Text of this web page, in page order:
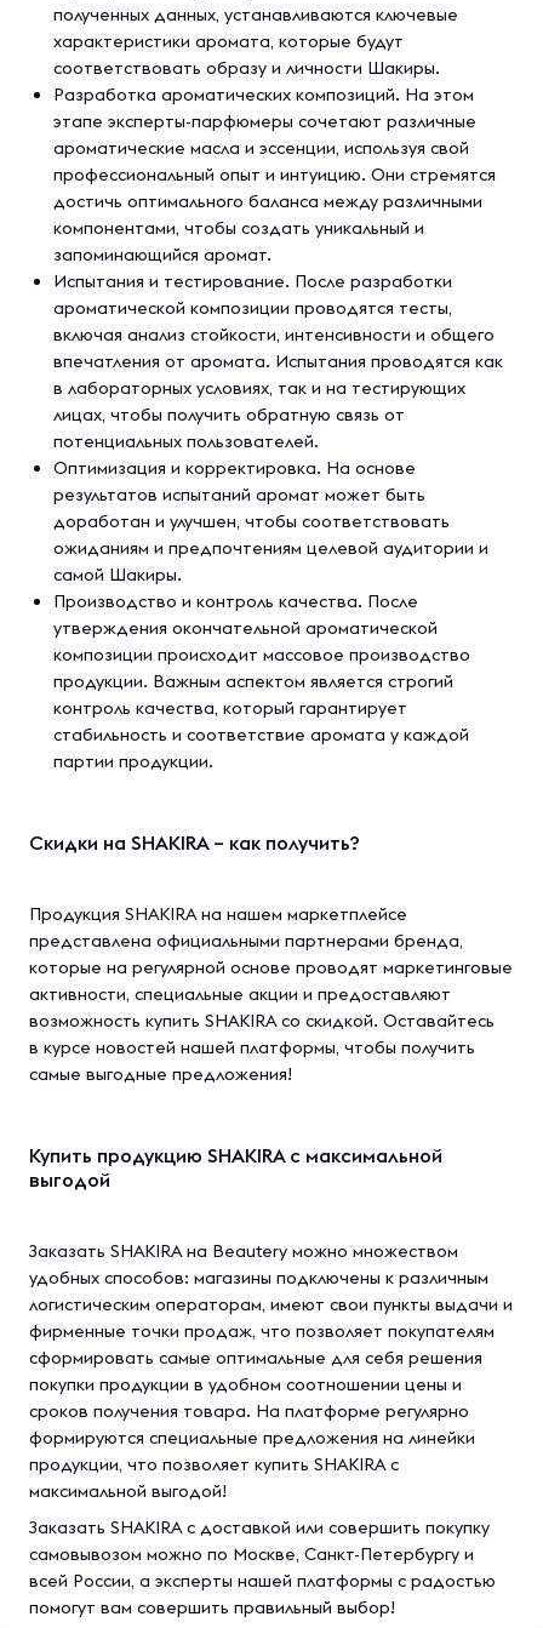
полученных данных, устанавливаются ключевые
характеристики аромата, которые будут
соответствовать образу и личности Шакиры.
Разработка ароматических композиций. На этом
этапе эксперты-парфюмеры сочетают различные
ароматические масла и эссенции, используя свой
профессиональный опыт и интуицию. Они стремятся
достичь оптимального баланса между различными
компонентами, чтобы создать уникальный и
запоминающийся аромат.
Испытания и тестирование. После разработки
ароматической композиции проводятся тесты,
включая анализ стойкости, интенсивности и общего
впечатления от аромата. Испытания проводятся как
в лабораторных условиях, так и на тестирующих
лицах, чтобы получить обратную связь от
потенциальных пользователей.
Оптимизация и корректировка. На основе
результатов испытаний аромат может быть
доработан и улучшен, чтобы соответствовать
ожиданиям и предпочтениям целевой аудитории и
самой Шакиры.
Производство и контроль качества. После
утверждения окончательной ароматической
композиции происходит массовое производство
продукции. Важным аспектом является строгий
контроль качества, который гарантирует
стабильность и соответствие аромата у каждой
партии продукции.
Скидки на SHAKIRA – как получить?
Продукция SHAKIRA на нашем маркетплейсе
представлена официальными партнерами бренда,
которые на регулярной основе проводят маркетинговые
активности, специальные акции и предоставляют
возможность купить SHAKIRA со скидкой. Оставайтесь
в курсе новостей нашей платформы, чтобы получить
самые выгодные предложения!
Купить продукцию SHAKIRA с максимальной
выгодой
Заказать SHAKIRA на Beautery можно множеством
удобных способов: магазины подключены к различным
логистическим операторам, имеют свои пункты выдачи и
фирменные точки продаж, что позволяет покупателям
сформировать самые оптимальные для себя решения
покупки продукции в удобном соотношении цены и
сроков получения товара. На платформе регулярно
формируются специальные предложения на линейки
продукции, что позволяет купить SHAKIRA с
максимальной выгодой!
Заказать SHAKIRA с доставкой или совершить покупку
самовывозом можно по Москве, Санкт-Петербургу и
всей России, а эксперты нашей платформы с радостью
помогут вам совершить правильный выбор!